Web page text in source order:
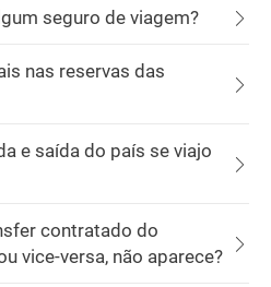
seguro de viagem?
nas reservas das
e saída do país se viajo
contratado do
vice-versa, não aparece?